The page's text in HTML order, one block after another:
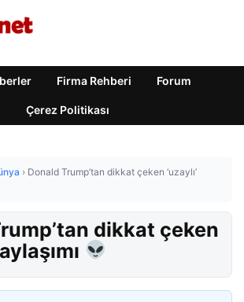
Firma Rehberi Forum
Çerez Politikası
› Donald Trump’tan dikkat çeken ‘uzaylı’
dikkat çeken